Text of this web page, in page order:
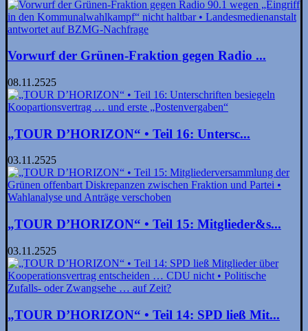
Vorwurf der Grünen-Fraktion gegen Radio ...
08.11.2525
„TOUR D’HORIZON“ • Teil 16: Unter­sc...
03.11.2525
„TOUR D’HORIZON“ • Teil 15: Mitglieder&s...
03.11.2525
„TOUR D’HORIZON“ • Teil 14: SPD ließ Mit...